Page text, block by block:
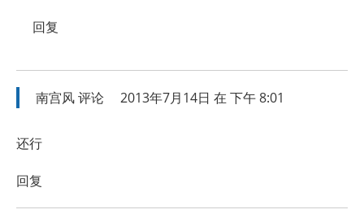
回复
南宫风评论 2013年7月14日 在 下午 8:01
还行
回复